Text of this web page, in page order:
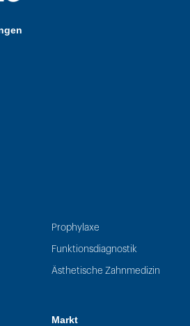
Prophylaxe
Funktionsdiagnostik
Ästhetische Zahnmedizin
Markt